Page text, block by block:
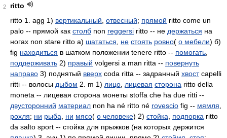
2
ritto
ritto 1. agg 1) вертикальный отвесный; прямой ritto come un
palo -- прямой как столб non reggersi ritto -- не держаться на
ногах non stare ritto а) шататься не стоять ровно( о мебели) б)
fig находиться в шатком положении tenere ritto -- помогать
поддерживать 2) правый volgersi a man ritta -- повернуть
направо 3) поднятый вверх coda ritta -- задранный хвостcapelli
ritti -- волосы дыбом 2. m 1) лицо лицевая сторона ritto della
moneta -- лицевая сторона монеты stoffa che ha due ritti --
двусторонний материал non ha né ritto né rovescio fig -- мямля
рохля; ни рыба ни мясо( о человеке) 2) стойка подпорка ritto
da salto sport -- стойка для прыжков (на которых держится